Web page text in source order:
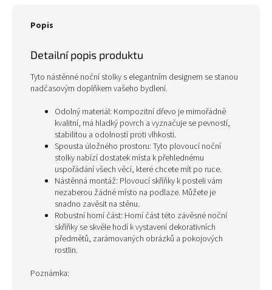
Popis
Detailní popis produktu
Tyto nástěnné noční stolky s elegantním designem se stanou
nadčasovým doplňkem vašeho bydlení.
Odolný materiál: Kompozitní dřevo je mimořádně
kvalitní, má hladký povrch a vyznačuje se pevností,
stabilitou a odolností proti vlhkosti.
Spousta úložného prostoru: Tyto plovoucí noční
stolky nabízí dostatek místa k přehlednému
uspořádání všech věcí, které chcete mít po ruce.
Nástěnná montáž: Plovoucí skříňky k posteli vám
nezaberou žádné místo na podlaze. Můžete je
snadno zavěsit na stěnu.
Robustní horní část: Horní část této závěsné noční
skříňky se skvěle hodí k vystavení dekorativních
předmětů, zarámovaných obrázků a pokojových
rostlin.
Poznámka: